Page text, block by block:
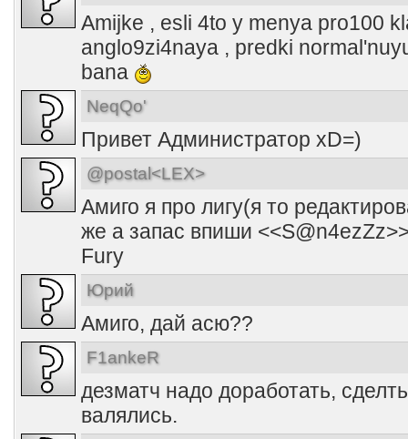
Amijke , esli 4to y menya pro100
anglo9zi4naya , predki
bana
NeqQo'
Привет Администратор xD=)
@postal<LEX>
Амиго я про лигу(я то
же а запас впиши
Fury
Юрий
Амиго, дай асю??
F1ankeR
дезматч надо доработать,
валялись.